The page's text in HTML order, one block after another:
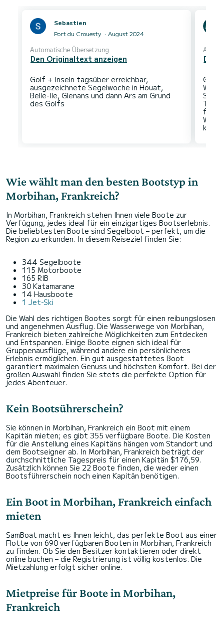
Sebastien
Port du Crouesty
August 2024
Automatische Übersetzung
Den Originaltext anzeigen
Golf + Inseln tagsüber erreichbar,
ausgezeichnete Segelwoche in Houat,
Belle-Ile, Glenans und dann Ars am Grund
Den
Wir
Tour
Wir
Wie wählt man den besten Bootstyp in
Morbihan, Frankreich?
In Morbihan, Frankreich stehen Ihnen viele Boote zur
Verfügung, jedes ideal für ein einzigartiges Bootserlebnis.
Die beliebtesten Boote sind Segelboot – perfekt, um die
Region zu erkunden. In diesem Reiseziel finden Sie:
344 Segelboote
115 Motorboote
165 RIB
30 Katamarane
14 Hausboote
1 Jet-Ski
Die Wahl des richtigen Bootes sorgt für einen reibungslosen
und angenehmen Ausflug. Die Wasserwege von Morbihan,
Frankreich bieten zahlreiche Möglichkeiten zum Entdecken
und Entspannen. Einige Boote eignen sich ideal für
Gruppenausflüge, während andere ein persönlicheres
Erlebnis ermöglichen. Ein gut ausgestattetes Boot
garantiert maximalen Genuss und höchsten Komfort. Bei der
großen Auswahl finden Sie stets die perfekte Option für
jedes Abenteuer.
Kein Bootsührerschein?
Sie können in Morbihan, Frankreich ein Boot mit einem
Kapitän mieten; es gibt 355 verfügbare Boote. Die Kosten
für die Anstellung eines Kapitäns hängen vom Standort und
dem Bootseigner ab. In Morbihan, Frankreich beträgt der
durchschnittliche Tagespreis für einen Kapitän $176,59.
Zusätzlich können Sie 22 Boote finden, die weder einen
Bootsführerschein noch einen Kapitän benötigen.
Ein Boot in Morbihan, Frankreich einfach
mieten
SamBoat macht es Ihnen leicht, das perfekte Boot aus einer
Flotte von 690 verfügbaren Booten in Morbihan, Frankreich
zu finden. Ob Sie den Besitzer kontaktieren oder direkt
online buchen – die Registrierung ist völlig kostenlos. Die
Mietzahlung erfolgt sicher online.
Mietpreise für Boote in Morbihan,
Frankreich